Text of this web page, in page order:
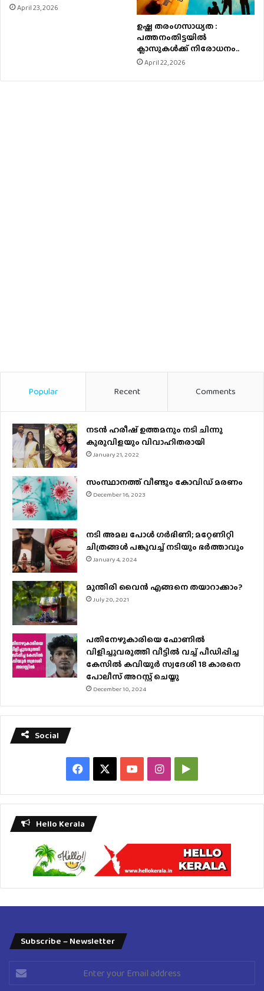
April 23, 2026
ഉഷ്ണ തരംഗസാധ്യത :
പത്തനംതിട്ടയില്‍
ക്ലാസുകള്‍ക്ക് നിരോധനം..
April 22, 2026
Popular Recent Comments
നടന്‍ ഹരീഷ് ഉത്തമനും നടി ചിന്നു
കുരുവിളയും വിവാഹിതരായി
January 21, 2022
സംസ്ഥാനത്ത് വീണ്ടും കോവിഡ് മരണം
December 16, 2023
നടി അമല പോൾ ​ഗർഭിണി; മറ്റേണിറ്റി
ചിത്രങ്ങള്‍ പങ്കുവച്ച് നടിയും ഭർത്താവും
January 4, 2024
മുന്തിരി വൈന്‍ എങ്ങനെ തയാറാക്കാം?
July 20, 2021
പതിനേഴുകാരിയെ ഫോണിൽ
വിളിച്ചുവരുത്തി വീട്ടിൽ വച്ച് പീഡിപ്പിച്ച
കേസിൽ കവിയൂർ സ്വദേശി 18 കാരനെ
പോലീസ് അറസ്റ്റ് ചെയ്തു
December 10, 2024
Social
Facebook YouTubeInstagramGoogle
Play
Hello Kerala
Subscribe – Newsletter
Enter
your